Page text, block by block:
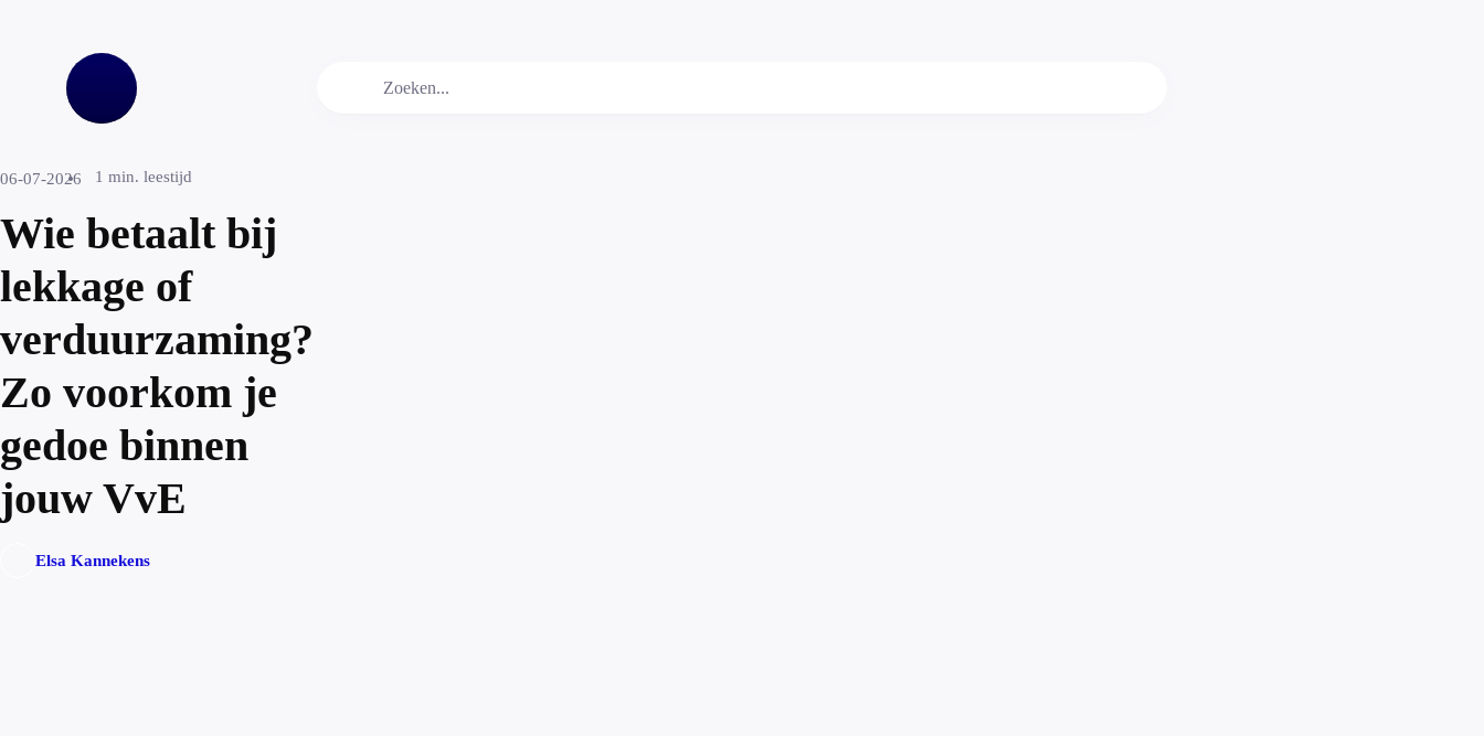
06-07-2026 1 min. leestijd
Wie betaalt bij
lekkage of
verduurzaming?
Zo voorkom je
gedoe binnen
jouw VvE
Elsa Kannekens